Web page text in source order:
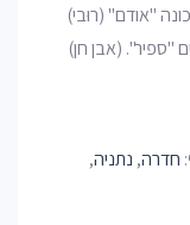
"אודם" (רוּבי)
"ספיר". (אבן חן)
חדרה, נתניה,